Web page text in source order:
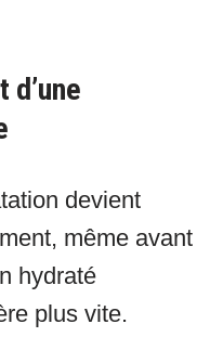
devient
même avant
hydraté
plus vite.